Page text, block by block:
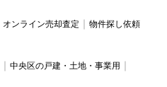
オンライン売却査定 物件探し依頼
中央区の戸建・土地・事業用